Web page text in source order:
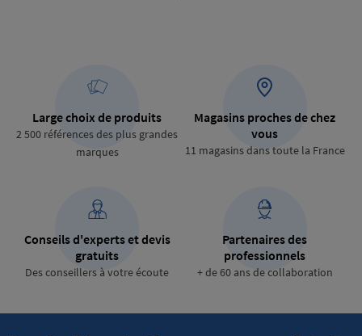
Large choix de produits
2 500 références des plus grandes
marques
Magasins proches de chez
vous
11 magasins dans toute la France
Conseils d'experts et devis
gratuits
Des conseillers à votre écoute
Partenaires des
professionnels
+ de 60 ans de collaboration